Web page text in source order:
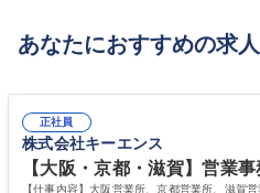
あなたにおすすめの求人
正社員
株式会社キーエンス
【大阪・京都・滋賀】営
【仕事内容】大阪営業所、京都営業所、滋賀